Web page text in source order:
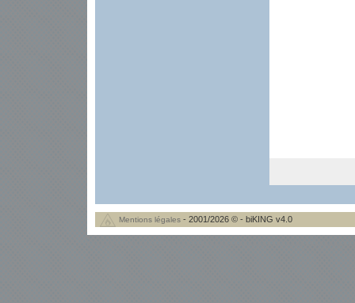
Mentions légales - 2001/2026 © - biKING v4.0